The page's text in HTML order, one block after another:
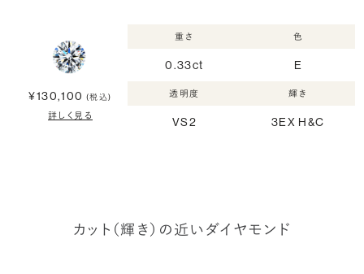
¥130,100 (税込)
詳しく見る
重さ
0.33ct
色
E
透明度
VS2
輝き
3EX H&C
カット（輝き）の近いダイヤモンド